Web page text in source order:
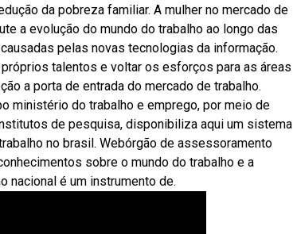
da pobreza familiar. A mulher no mercado de
a evolução do mundo do trabalho ao longo das
pelas novas tecnologias da informação.
talentos e voltar os esforços para as áreas
a porta de entrada do mercado de trabalho.
ministério do trabalho e emprego, por meio de
de pesquisa, disponibiliza aqui um sistema
no brasil. Webórgão de assessoramento
sobre o mundo do trabalho e a
nacional é um instrumento de.